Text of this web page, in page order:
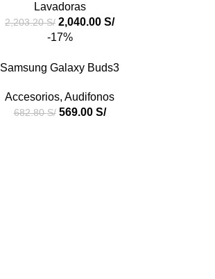
Lavadoras
2,203.20S/ 2,040.00 S/
-17%
Samsung Galaxy Buds3
Accesorios, Audifonos
682.80S/ 569.00 S/